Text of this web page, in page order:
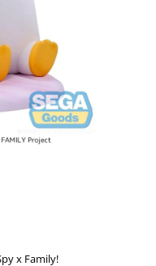
x Family!